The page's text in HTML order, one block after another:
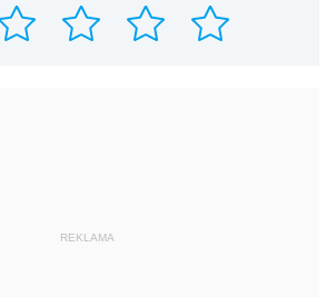
REKLAMA